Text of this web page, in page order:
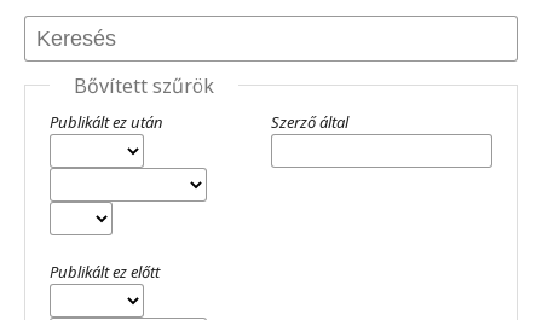
Bővített szűrök
Publikált ez után
Publikált ez előtt
Szerző által